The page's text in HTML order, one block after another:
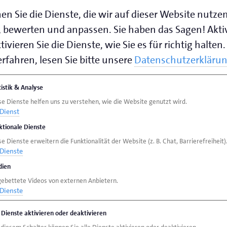
in Deutschland eine neue Informationspflicht
Arbeitgeber müssen internationale Beschäftigte
Beratung zu arbeits- und
von den Stellen „Faire Integration“
oder in einem separaten
Beratungsstelle von „Faire Integration“
das Bundesministerium für Arbeit und
Arbeitnehmerinnen und Arbeitnehmer
Lohn, Arbeitszeiten oder Kündigung.
sowie eine Übersicht aller
werden, dass neu zugewanderte
Sie die Dienste, die wir auf dieser Website nutzen
und anpassen. Sie haben das Sagen!
Sie die Dienste, wie Sie es für richtig halten.
lesen Sie bitte unsere
& Analyse
Dienste helfen uns zu verstehen, wie die Website genutzt wird.
Dienst
Dienste
Dienste erweitern die Funktionalität der Website (z. B. Chat, Barrierefreiheit).
Dienste
Videos von externen Anbietern.
Dienste
Dienste aktivieren oder deaktivieren